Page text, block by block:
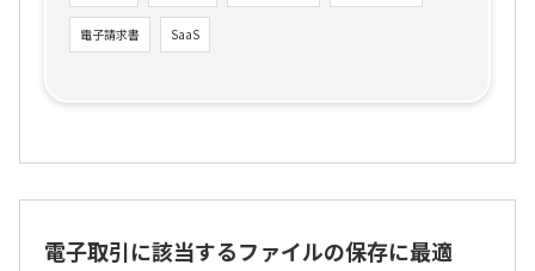
電子請求書 SaaS
電子取引に該当するファイルの保存に最適